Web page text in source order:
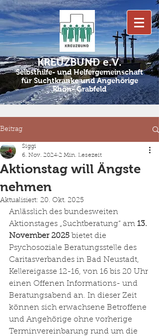
KREUZBUND e.V.
Selbsthilfe- und Helfergemeinschaft
für Suchtkranke und Angehörige
Rhön- Grabfeld
Beitrag
Aktionstag will Ängste
nehmen
Siggi
6. Nov. 2024 2 Min. Lesezeit
Aktualisiert: 20. Okt. 2025
Anlässlich des bundesweiten
Aktionstages „Suchtberatung“ am 13.
November 2025 bietet die
Psychosoziale Beratungsstelle des
Caritasverbandes in Bad Neustadt,
Kellereigasse 12-16, von 16 bis 20 Uhr
einen Offenen Informations- und
Beratungsabend an. In dieser Zeit
können sich erwachsene Betroffene
und Angehörige ohne vorherige
Terminvereinbarung rund um die